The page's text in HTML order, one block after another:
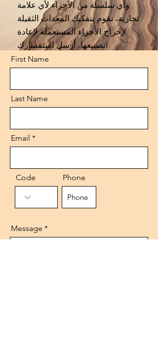
وأي سلسلة من الأجزاء لأي علامة
تجارية، نقوم بتفكيك المعدات الثقيلة
لإخراج الأجزاء المستعملة لإعادة
تصنيعها. أرسل استفسارك!
First Name
Last Name
Email
Code Phone
Message